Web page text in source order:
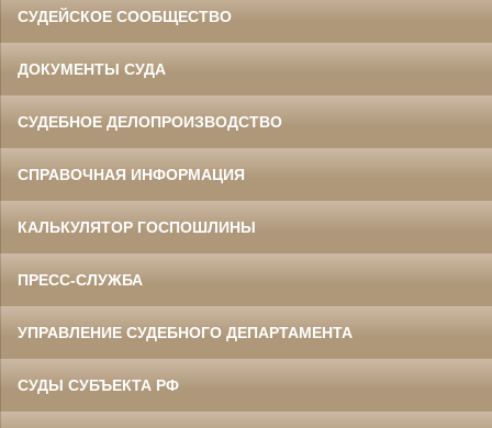
СУДЕЙСКОЕ СООБЩЕСТВО
ДОКУМЕНТЫ СУДА
СУДЕБНОЕ ДЕЛОПРОИЗВОДСТВО
СПРАВОЧНАЯ ИНФОРМАЦИЯ
КАЛЬКУЛЯТОР ГОСПОШЛИНЫ
ПРЕСС-СЛУЖБА
УПРАВЛЕНИЕ СУДЕБНОГО ДЕПАРТАМЕНТА
СУДЫ СУБЪЕКТА РФ